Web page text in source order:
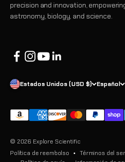
precision and innovation,
astronomy, biology, and science.
Estados Unidos (USD $) Español
© 2026 Explore Scientific
Política de reembolso
Términos del